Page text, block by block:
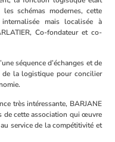
schémas modernes, cette
mais localisée à
Co-fondateur et co-
séquence d’échanges et de
de la logistique pour concilier
très intéressante, BARJANE
de cette association qui œuvre
service de la compétitivité et